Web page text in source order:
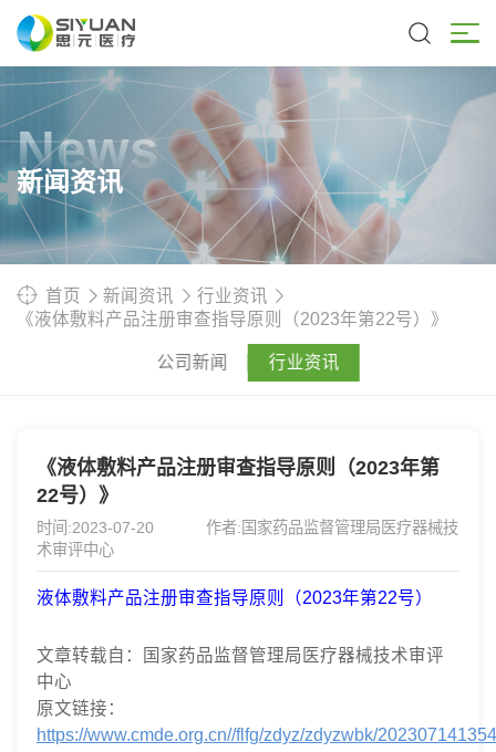
News
新闻资讯
首页 新闻资讯
行业资讯
《液体敷料产品注册审查指导原则（2023年第22号）》
公司新闻 行业资讯
《液体敷料产品注册审查指导原则（2023年第
22号）》
时间:2023-07-20
作者:国家药品监督管理局医疗器械技
术审评中心
液体敷料产品注册审查指导原则（2023年第22号）
文章转载自：国家药品监督管理局医疗器械技术审评
中心
原文链接：
https://www.cmde.org.cn//flfg/zdyz/zdyzwbk/